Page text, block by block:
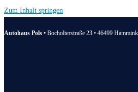
Zum Inhalt springen
Autohaus Pols • Bocholterstraße 23 • 46499